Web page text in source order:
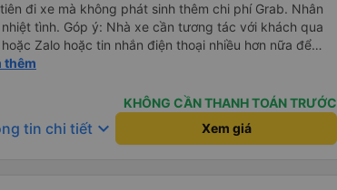
đi xe mà không phát sinh thêm chi phí Grab. Nhân
tình. Góp ý: Nhà xe cần tương tác với khách qua
Zalo hoặc tin nhắn điện thoại nhiều hơn nữa để
khách yên tâm đặc biệt là khách đặt vé qua App. Chân
thêm
KHÔNG CẦN THANH TOÁN TRƯỚC
tin chi tiết keyboard_arrow_down Xem giá